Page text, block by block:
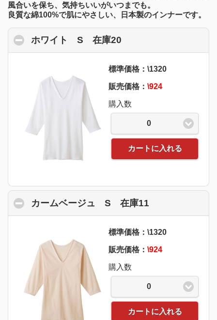
風合いを保ち、気持ちいいがいつまでも。
良質な綿100%で肌にやさしい、日本製のインナーです。
ホワイト S 在庫20
標準価格：\1320
販売価格： \924
購入数
0
カートに入れる
カームベージュ S 在庫11
標準価格：\1320
販売価格： \924
購入数
0
カートに入れる